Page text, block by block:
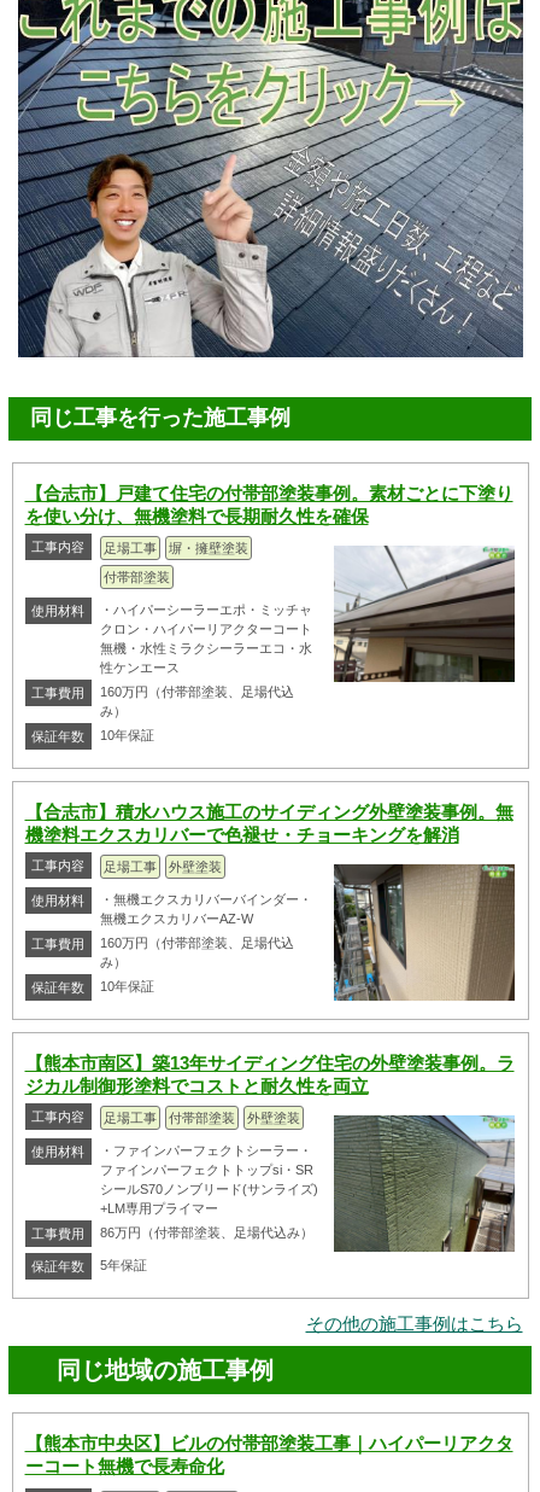
同じ工事を行った施工事例
【合志市】戸建て住宅の付帯部塗装事例。素材ごとに下塗り
を使い分け、無機塗料で長期耐久性を確保
工事内容 足場工事
塀・擁壁塗装
付帯部塗装
使用材料
・ハイパーシーラーエポ・ミッチャ
クロン・ハイパーリアクターコート
無機・水性ミラクシーラーエコ・水
性ケンエース
工事費用
160万円（付帯部塗装、足場代込
み）
保証年数
10年保証
【合志市】積水ハウス施工のサイディング外壁塗装事例。無
機塗料エクスカリバーで色褪せ・チョーキングを解消
工事内容 足場工事 外壁塗装
使用材料
・無機エクスカリバーバインダー・
無機エクスカリバーAZ-W
工事費用
160万円（付帯部塗装、足場代込
み）
保証年数
10年保証
【熊本市南区】築13年サイディング住宅の外壁塗装事例。ラ
ジカル制御形塗料でコストと耐久性を両立
工事内容 足場工事 付帯部塗装 外壁塗装
使用材料
・ファインパーフェクトシーラー・
ファインパーフェクトトップsi・SR
シールS70ノンブリード(サンライズ)
+LM専用プライマー
工事費用
86万円（付帯部塗装、足場代込み）
保証年数 5年保証
その他の施工事例はこちら
同じ地域の施工事例
【熊本市中央区】ビルの付帯部塗装工事｜ハイパーリアクタ
ーコート無機で長寿命化